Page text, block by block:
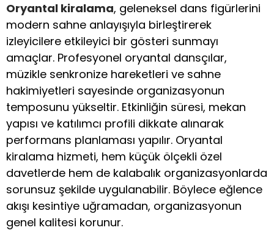
Oryantal kiralama, geleneksel dans figürlerini
modern sahne anlayışıyla birleştirerek
izleyicilere etkileyici bir gösteri sunmayı
amaçlar. Profesyonel oryantal dansçılar,
müzikle senkronize hareketleri ve sahne
hakimiyetleri sayesinde organizasyonun
temposunu yükseltir. Etkinliğin süresi, mekan
yapısı ve katılımcı profili dikkate alınarak
performans planlaması yapılır. Oryantal
kiralama hizmeti, hem küçük ölçekli özel
davetlerde hem de kalabalık organizasyonlarda
sorunsuz şekilde uygulanabilir. Böylece eğlence
akışı kesintiye uğramadan, organizasyonun
genel kalitesi korunur.